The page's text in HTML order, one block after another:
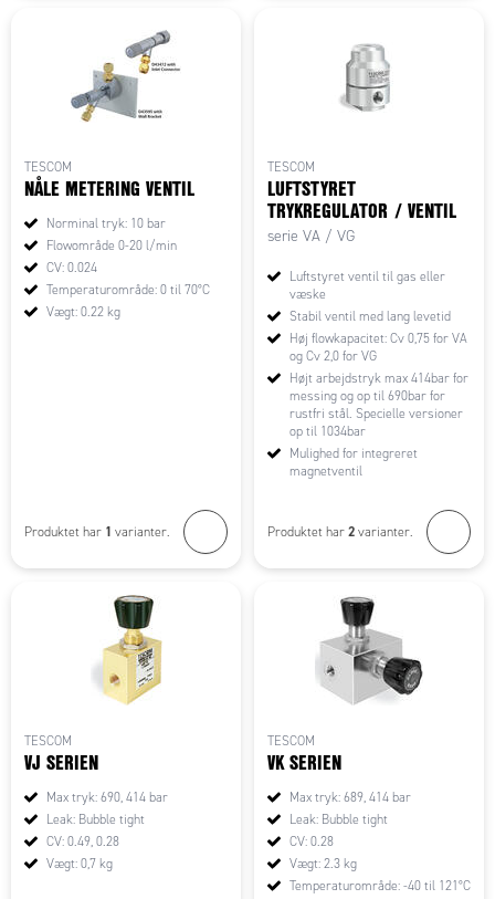
TESCOM
NÅLE METERING VENTIL
Norminal tryk: 10 bar
Flowområde 0-20 l/min
CV: 0.024
Temperaturområde: 0 til 70°C
Vægt: 0.22 kg
Produktet har 1 varianter.
TESCOM
LUFTSTYRET
TRYKREGULATOR / VENTIL
serie VA / VG
Luftstyret ventil til gas eller
væske
Stabil ventil med lang levetid
Høj flowkapacitet: Cv 0,75 for VA
og Cv 2,0 for VG
Højt arbejdstryk max 414bar for
messing og op til 690bar for
rustfri stål. Specielle versioner
op til 1034bar
Mulighed for integreret
magnetventil
Produktet har 2 varianter.
TESCOM
VJ SERIEN
Max tryk: 690, 414 bar
Leak: Bubble tight
CV: 0.49, 0.28
Vægt: 0,7 kg
TESCOM
VK SERIEN
Max tryk: 689, 414 bar
Leak: Bubble tight
CV: 0.28
Vægt: 2.3 kg
Temperaturområde: -40 til 121°C